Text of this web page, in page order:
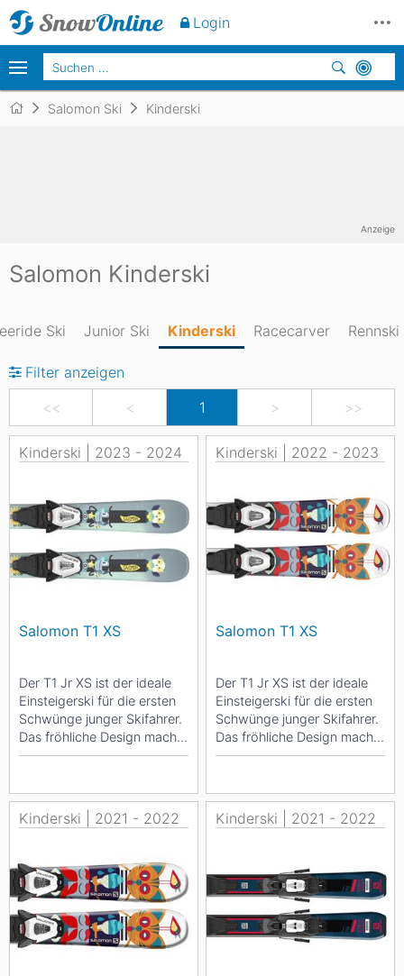
Salomon Ski Kinderski
Salomon Kinderski
Ski Junior Ski Kinderski Racecarver Rennski
<< < 1 > >>
Filter anzeigen
Kinderski | 2023 - 2024
Salomon T1 XS
Der T1 Jr XS ist der ideale
Einsteigerski für die ersten
Schwünge junger Skifahrer.
Das fröhliche Design macht
den Ski auch für die
Kinderski | 2022 - 2023
Salomon T1 XS
Der T1 Jr XS ist der ideale
Einsteigerski für die ersten
Schwünge junger Skifahrer.
Das fröhliche Design macht
den Ski auch für die
Kinderski | 2021 - 2022 Kinderski | 2021 - 2022
Anzeige
Login